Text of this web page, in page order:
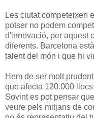
Les ciutat competeixen
potser no podem
d'innovació, per aquest
diferents. Barcelona
talent del món i que hi
Hem de ser molt
que afecta 120.000
Sovint es pot pensar
veure pels mitjans de